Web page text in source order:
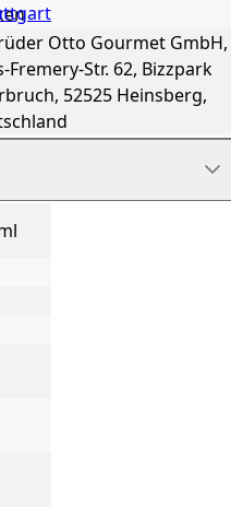
Otto Gourmet GmbH,
Fremery-Str. 62, Bizzpark
52525 Heinsberg,